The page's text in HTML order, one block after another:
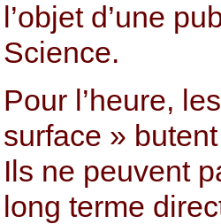
l’objet d’une
Science.
Pour l’heure,
surface »
Ils ne peuvent
long terme